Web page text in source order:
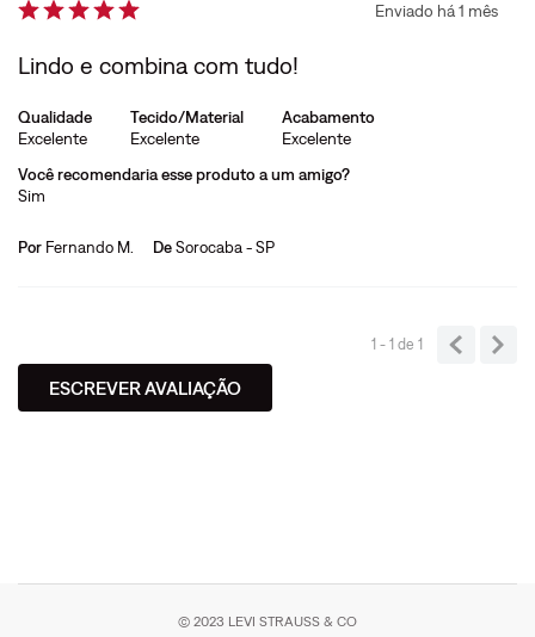
Enviado há1 mês
Lindo e combina com tudo!
Qualidade
Excelente
Tecido/Material
Excelente
Acabamento
Excelente
Você recomendaria esse produto a um amigo?
Sim
Por Fernando M. DeSorocaba - SP
1 - 1de 1
ESCREVER AVALIAÇÃO
© 2023 LEVI STRAUSS & CO